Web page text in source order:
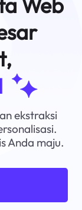
ekstraksi
Anda maju.